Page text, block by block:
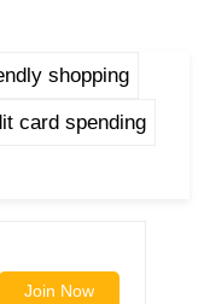
shopping
card spending